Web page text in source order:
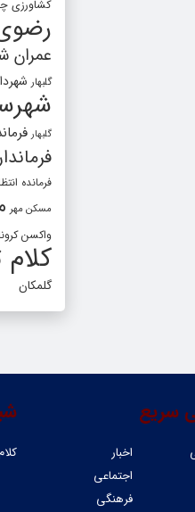
کشاورزی
عمران
گلبهار
گلبهار
فرمانده
مسکن مهر
واکسن
کلام
گلمکان
سریع
اخبار
اجتماعی
فرهنگی